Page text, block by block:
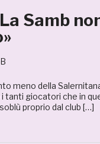
Samb
meno della
tanti giocatori che in
proprio dal club […]